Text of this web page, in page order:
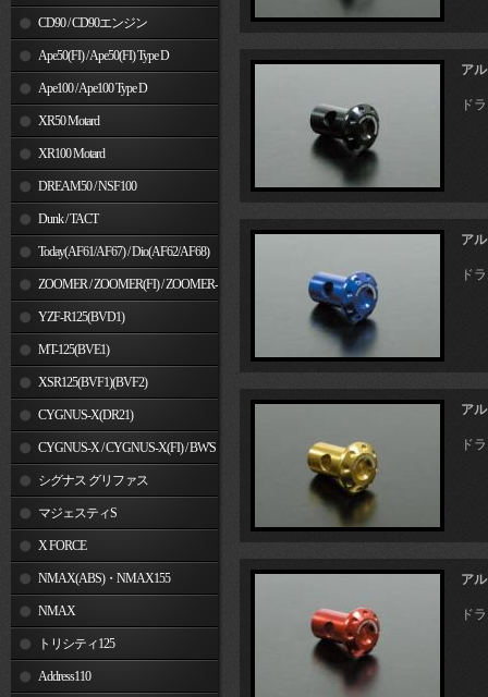
CD90 / CD90エンジン
Ape50(FI) / Ape50(FI) Type D
Ape100 / Ape100 Type D
XR50 Motard
XR100 Motard
DREAM50 / NSF100
Dunk / TACT
Today(AF61/AF67) / Dio(AF62/AF68)
ZOOMER / ZOOMER(FI) / ZOOMER-
YZF-R125(BVD1)
MT-125(BVE1)
XSR125(BVF1)(BVF2)
CYGNUS-X(DR21)
CYGNUS-X / CYGNUS-X(FI) / BW'S
125 シグナス グリファス
マジェスティS
X FORCE
NMAX(ABS)・NMAX155
NMAX
トリシティ125
Address110
ア
ド
ア
ド
ア
ド
ア
ド